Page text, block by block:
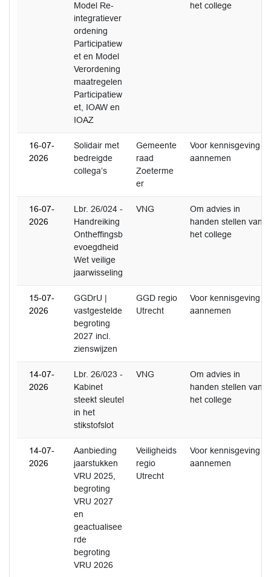
Model Re-
integratiever
ordening
Participatiew
et en Model
Verordening
maatregelen
Participatiew
et, IOAW en
IOAZ
het college
16-07-
2026
Solidair met
bedreigde
collega’s
Gemeente
raad
Zoeterme
er
Voor kennisgeving
aannemen
16-07-
2026
Lbr. 26/024 -
Handreiking
Ontheffingsb
evoegdheid
Wet veilige
jaarwisseling
VNG
Om advies in
handen stellen van
het college
15-07-
2026
GGDrU |
vastgestelde
begroting
2027 incl.
zienswijzen
GGD regio
Utrecht
Voor kennisgeving
aannemen
14-07-
2026
Lbr. 26/023 -
Kabinet
steekt sleutel
in het
stikstofslot
VNG
Om advies in
handen stellen van
het college
14-07-
2026
Aanbieding
jaarstukken
VRU 2025,
begroting
VRU 2027
en
geactualisee
rde
begroting
VRU 2026
Veiligheids
regio
Utrecht
Voor kennisgeving
aannemen